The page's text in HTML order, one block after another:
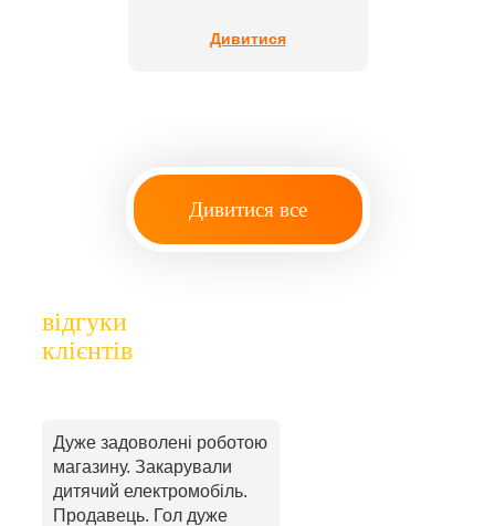
Дивитися
Дивитися все
відгуки
клієнтів
Дуже задоволені роботою
магазину. Закарували
дитячий електромобіль.
Продавець. Гол дуже